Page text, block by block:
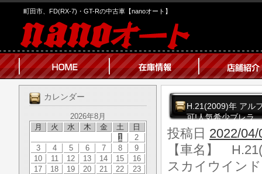
町田市、FD(RX-7)・GT-Rの中古車【nanoオート】
カレンダー
2026年8月
月
火 水 木 金 土 日
1
2
3
4 5 6 7 8
9
10
11 12 13 14 15
16
17
18 19 20 21 22
23
H.21(2009)年 アル
可!人気希少ブレラ
投稿日 2022/04/
【車名】
スカイウイン